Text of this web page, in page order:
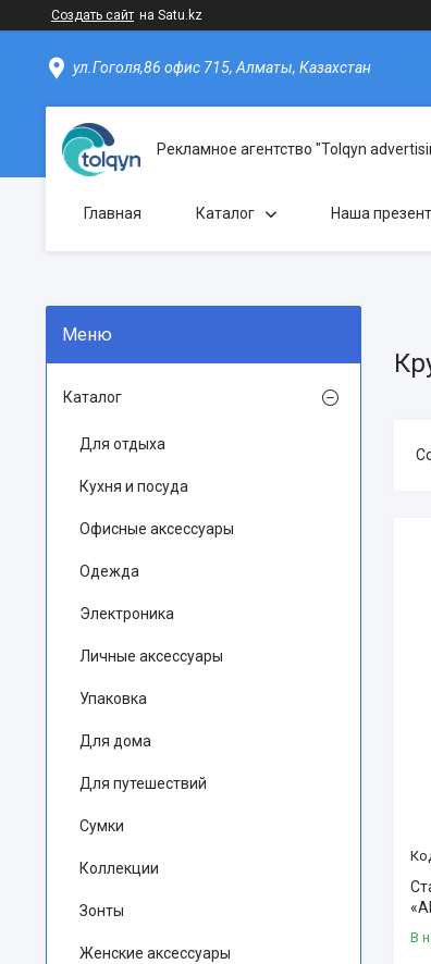
Создать сайт на Satu.kz
ул.Гоголя,86 офис 715, Алматы, Казахстан
Рекламное агентство "Tolqyn
Главная Каталог Наша
В
Каталог
Для отдыха
Кухня и посуда
Офисные аксессуары
Одежда
Электроника
Личные аксессуары
Упаковка
Для дома
Для путешествий
Сумки
Коллекции
Зонты
Женские аксессуары